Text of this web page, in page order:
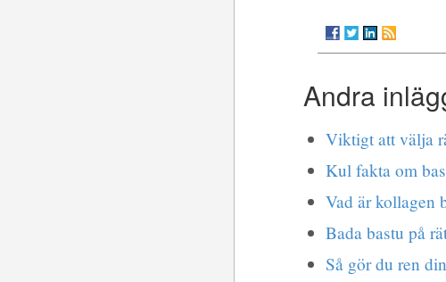
Andra
Viktigt att välja
Kul fakta om
Vad är kollagen
Bada bastu på
Så gör du ren